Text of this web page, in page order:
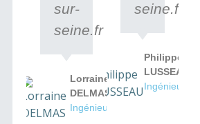
sur-
seine.fr
Lorraine
DELMAS
Ingénieur
seine.fr
Philippe
LUSSEAU
Ingénieur